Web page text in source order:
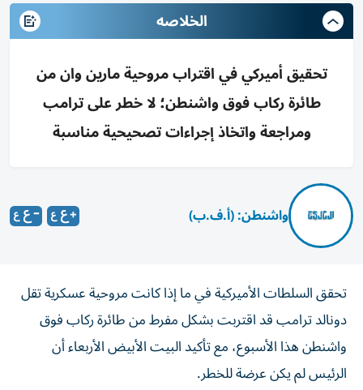
الخلاصه
تحقيق أميركي في اقتراب مروحية مارين وان من
طائرة ركاب فوق واشنطن؛ لا خطر على ترامب
ومراجعة واتخاذ إجراءات تصحيحية مناسبة
واشنطن: (أ.ف.ب)
تحقق السلطات الأميركية في ما إذا كانت مروحية عسكرية تقل
دونالد ترامب قد اقتربت بشكل مفرط من طائرة ركاب فوق
واشنطن هذا الأسبوع، مع تأكيد البيت الأبيض الأربعاء أن
الرئيس لم يكن عرضة للخطر.